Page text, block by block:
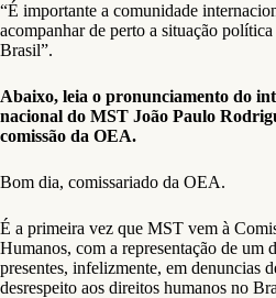
“É importante a comunidade
acompanhar de perto a situação
Brasil”.
Abaixo, leia o pronunciamento do
nacional do MST João Paulo
comissão da OEA.
Bom dia, comissariado da OEA.
É a primeira vez que MST vem à
Humanos, com a representação de um
presentes, infelizmente, em denuncias
desrespeito aos direitos humanos no